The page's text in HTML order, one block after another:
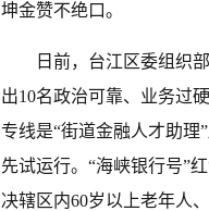
坤金赞不绝口。
日前，台江区委组织
出10名政治可靠、业务过
专线是“街道金融人才助理
先试运行。“海峡银行号”
决辖区内60岁以上老年人